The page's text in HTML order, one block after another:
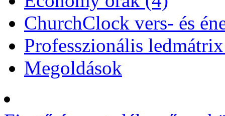
ChurchClock vers- és
Professzionális
Megoldások